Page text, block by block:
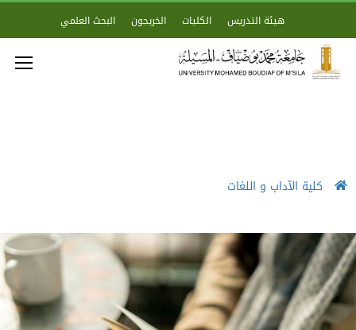
هيئة التدريس الكليات الخريجون البحث العلمي
كلية الآداب و اللغات